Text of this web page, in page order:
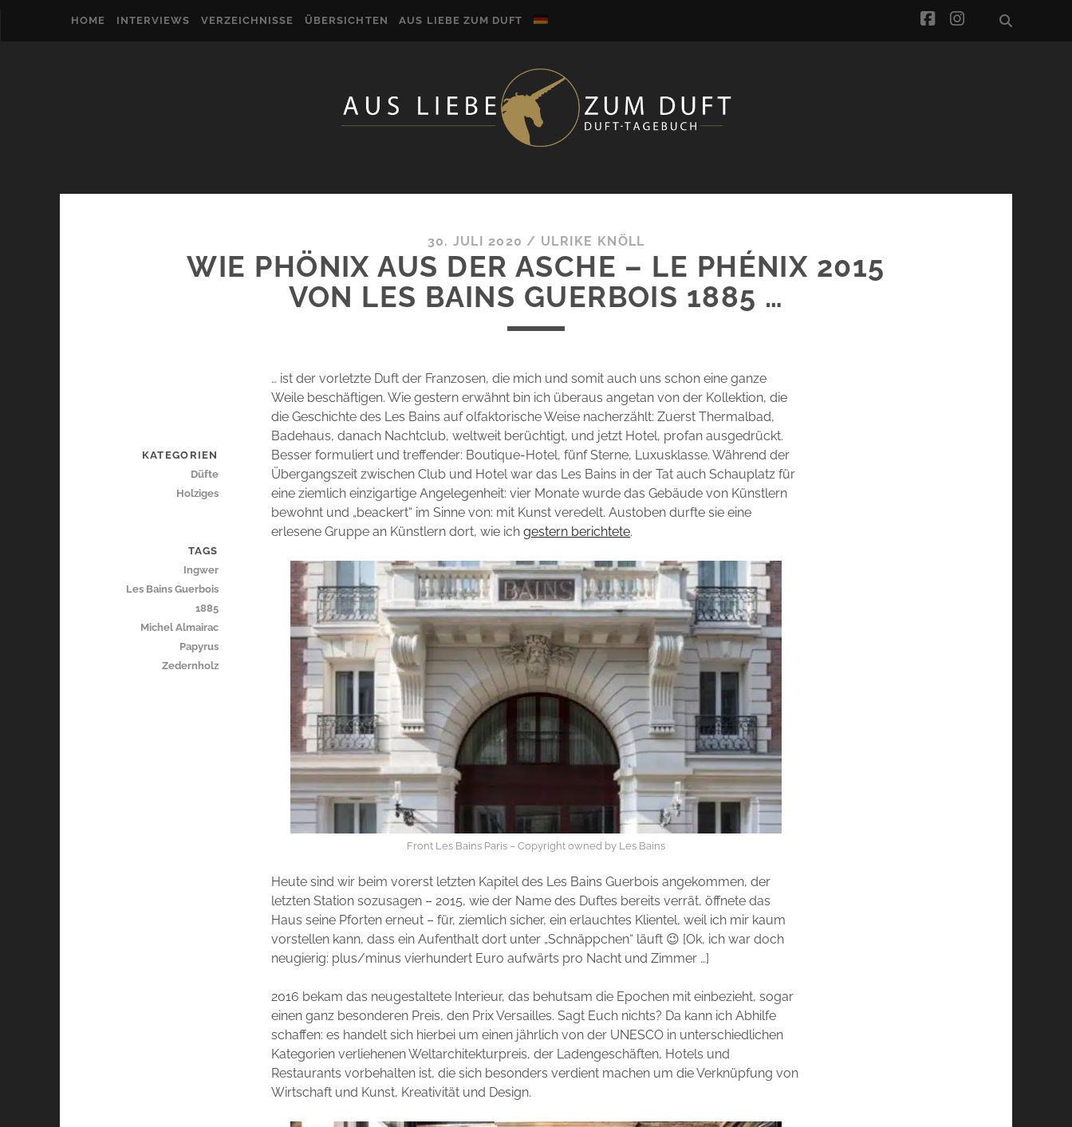
HOME INTERVIEWS VERZEICHNISSE ÜBERSICHTEN AUS LIEBE ZUM DUFT facebook
instagram
30. JULI 2020 / ULRIKE KNÖLL
WIE PHÖNIX AUS DER ASCHE – LE PHÉNIX 2015
VON LES BAINS GUERBOIS 1885 …
… ist der vorletzte Duft der Franzosen, die mich und somit auch uns schon eine ganze
Weile beschäftigen. Wie gestern erwähnt bin ich überaus angetan von der Kollektion, die
die Geschichte des Les Bains auf olfaktorische Weise nacherzählt: Zuerst Thermalbad,
Badehaus, danach Nachtclub, weltweit berüchtigt, und jetzt Hotel, profan ausgedrückt.
Besser formuliert und treffender: Boutique-Hotel, fünf Sterne, Luxusklasse. Während der
Übergangszeit zwischen Club und Hotel war das Les Bains in der Tat auch Schauplatz für
eine ziemlich einzigartige Angelegenheit: vier Monate wurde das Gebäude von Künstlern
bewohnt und „beackert“ im Sinne von: mit Kunst veredelt. Austoben durfte sie eine
erlesene Gruppe an Künstlern dort, wie ichgestern berichtete.
Front Les Bains Paris – Copyright owned by Les Bains
Heute sind wir beim vorerst letzten Kapitel des Les Bains Guerbois angekommen, der
letzten Station sozusagen – 2015, wie der Name des Duftes bereits verrät, öffnete das
Haus seine Pforten erneut – für, ziemlich sicher, ein erlauchtes Klientel, weil ich mir kaum
vorstellen kann, dass ein Aufenthalt dort unter „Schnäppchen“ läuft 😉 [Ok, ich war doch
neugierig: plus/minus vierhundert Euro aufwärts pro Nacht und Zimmer …]
2016 bekam das neugestaltete Interieur, das behutsam die Epochen mit einbezieht, sogar
einen ganz besonderen Preis, den Prix Versailles. Sagt Euch nichts? Da kann ich Abhilfe
schaffen: es handelt sich hierbei um einen jährlich von der UNESCO in unterschiedlichen
Kategorien verliehenen Weltarchitekturpreis, der Ladengeschäften, Hotels und
Restaurants vorbehalten ist, die sich besonders verdient machen um die Verknüpfung von
Wirtschaft und Kunst, Kreativität und Design.
KATEGORIEN
Düfte
Holziges
TAGS
Ingwer
Les Bains Guerbois
1885
Michel Almairac
Papyrus
Zedernholz